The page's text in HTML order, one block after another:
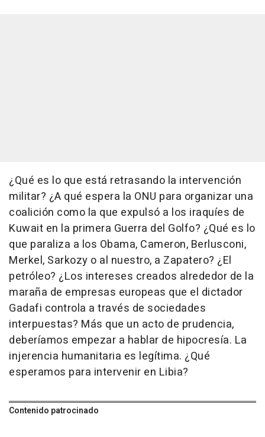
¿Qué es lo que está retrasando la intervención
militar? ¿A qué espera la ONU para organizar una
coalición como la que expulsó a los iraquíes de
Kuwait en la primera Guerra del Golfo? ¿Qué es lo
que paraliza a los Obama, Cameron, Berlusconi,
Merkel, Sarkozy o al nuestro, a Zapatero? ¿El
petróleo? ¿Los intereses creados alrededor de la
maraña de empresas europeas que el dictador
Gadafi controla a través de sociedades
interpuestas? Más que un acto de prudencia,
deberíamos empezar a hablar de hipocresía. La
injerencia humanitaria es legítima. ¿Qué
esperamos para intervenir en Libia?
Contenido patrocinado